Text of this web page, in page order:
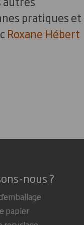
pratiques et
Roxane Hébert
nous ?
papier